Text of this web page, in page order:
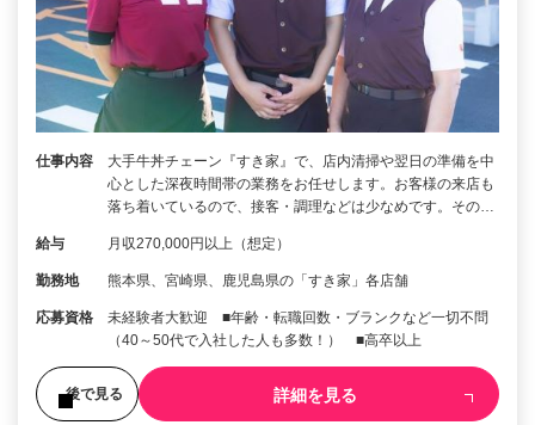
仕事内容
大手牛丼チェーン『すき家』で、店内清掃や翌日の準備を中
心とした深夜時間帯の業務をお任せします。お客様の来店も
落ち着いているので、接客・調理などは少なめです。その…
給与 月収270,000円以上（想定）
勤務地 熊本県、宮崎県、鹿児島県の「すき家」各店舗
応募資格
未経験者大歓迎 ■年齢・転職回数・ブランクなど一切不問
（40～50代で入社した人も多数！） ■高卒以上
後で見る 詳細を見る